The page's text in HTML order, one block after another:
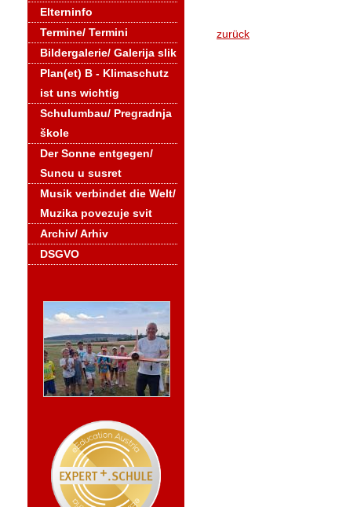
Elterninfo
Termine/ Termini
Bildergalerie/ Galerija slik
Plan(et) B - Klimaschutz
ist uns wichtig
Schulumbau/ Pregradnja
škole
Der Sonne entgegen/
Suncu u susret
Musik verbindet die Welt/
Muzika povezuje svit
Archiv/ Arhiv
DSGVO
zurück